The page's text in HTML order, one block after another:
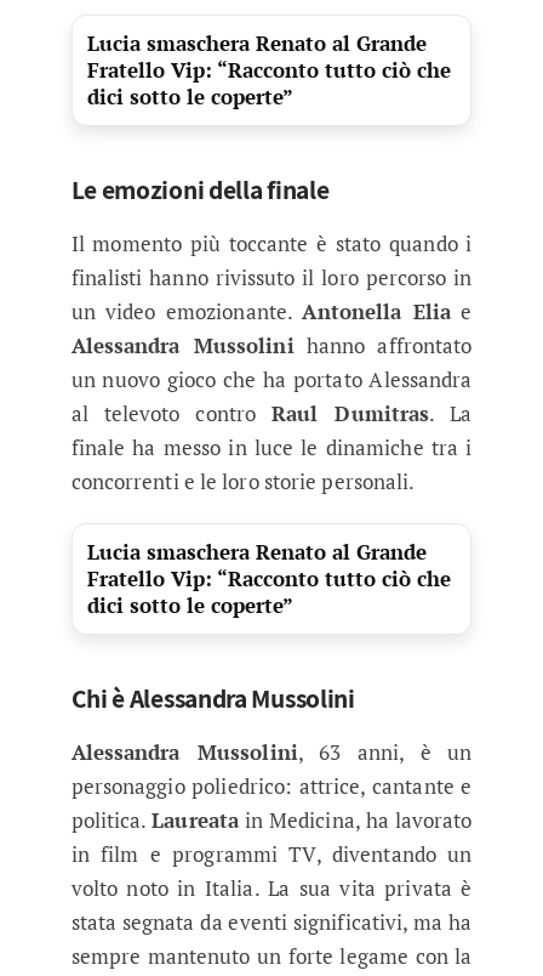
Lucia smaschera Renato al Grande
Fratello Vip: “Racconto tutto ciò che
dici sotto le coperte”
Le emozioni della finale
Il momento più toccante è stato quando i
finalisti hanno rivissuto il loro percorso in
un video emozionante.Antonella Eliae
Alessandra Mussolinihanno affrontato
un nuovo gioco che ha portato Alessandra
al televoto controRaul Dumitras. La
finale ha messo in luce le dinamiche tra i
concorrenti e le loro storie personali.
Lucia smaschera Renato al Grande
Fratello Vip: “Racconto tutto ciò che
dici sotto le coperte”
Chi è Alessandra Mussolini
Alessandra Mussolini, 63 anni, è un
personaggio poliedrico: attrice, cantante e
politica.Laureatain Medicina, ha lavorato
in film e programmi TV, diventando un
volto noto in Italia. La sua vita privata è
stata segnata da eventi significativi, ma ha
sempre mantenuto un forte legame con la